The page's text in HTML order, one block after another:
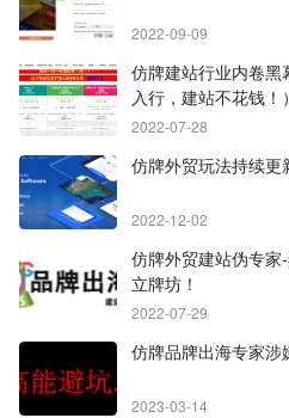
2022-09-09
仿牌建站行业内卷
入行，建站不花钱！）
2022-07-28
仿牌外贸玩法持续
2022-12-02
仿牌外贸建站伪专
立牌坊！
2022-07-29
仿牌品牌出海专家涉
2023-03-14